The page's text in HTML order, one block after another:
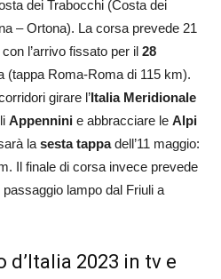
dei Trabocchi (Costa dei
– Ortona). La corsa prevede 21
l’arrivo fissato per il 28
(tappa Roma-Roma di 115 km).
girare l’Italia Meridionale
Appennini e abbracciare le Alpi
la sesta tappadell’11 maggio:
Il finale di corsa invece prevede
lampo dal Friuli a
d’Italia 2023 in tv e